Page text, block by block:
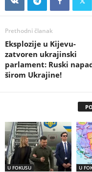
Prethodni članak
Eksplozije u Kijevu-
zatvoren ukrajinski
parlament: Ruski
širom Ukrajine!
U FOKUSU U